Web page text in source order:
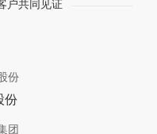
户共同见证
份